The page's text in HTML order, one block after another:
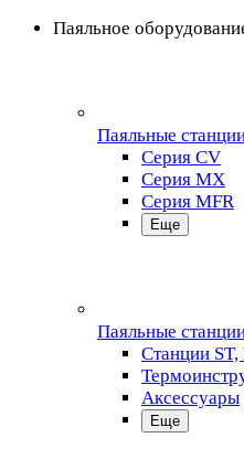
Паяльное
Паяльные
Серия CV
Серия MX
Серия MFR
Еще
Паяльные
Станции ST,
Аксессуары
Еще